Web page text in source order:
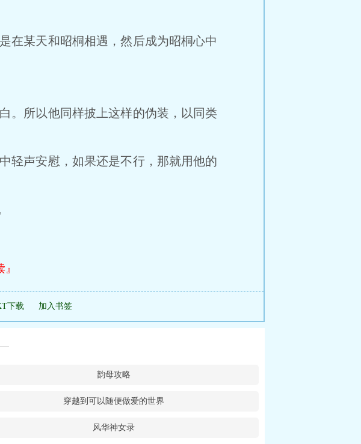
某天和昭桐相遇，然后成为昭桐心中
所以他同样披上这样的伪装，以同类
声安慰，如果还是不行，那就用他的
下载 加入书签
韵母攻略
穿越到可以随便做爱的世界
风华神女录